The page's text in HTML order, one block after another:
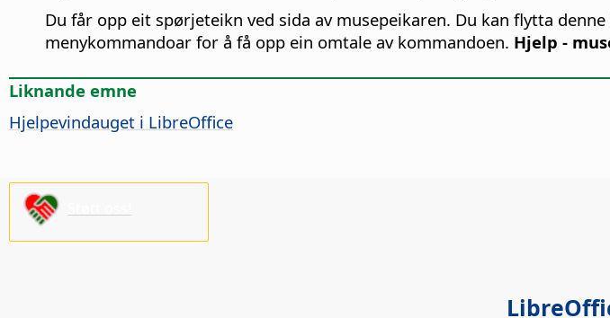
Du får opp eit spørjeteikn ved sida av musepeikaren. Du kan flytta denne
menykommandoar for å få opp ein omtale av kommandoen. Hjelp -
Liknande emne
Hjelpevindauget i LibreOffice